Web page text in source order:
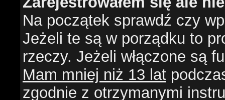
Na początek sprawdź czy
Jeżeli te są w porządku to
rzeczy. Jeżeli włączone są
Mam mniej niż 13 lat
zgodnie z otrzymanymi